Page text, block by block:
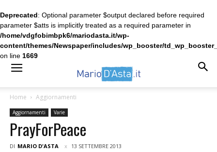
Deprecated: Optional parameter $output declared before required
parameter $atts is implicitly treated as a required parameter in
/home/vdgfobimbpk6/mariodasta.it/wp-
content/themes/Newspaper/includes/wp_booster/
on line 1669
Home Aggiornamenti
Aggiornamenti Varie
PrayForPeace
DI MARIO D'ASTA 13 SETTEMBRE 2013